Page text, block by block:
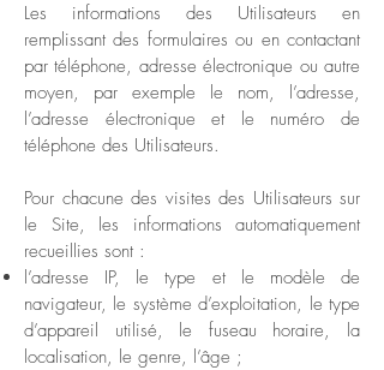
Les informations des Utilisateurs en
remplissant des formulaires ou en contactant
par téléphone, adresse électronique ou autre
moyen, par exemple le nom, l’adresse,
l’adresse électronique et le numéro de
téléphone des Utilisateurs.
Pour chacune des visites des Utilisateurs sur
le Site, les informations automatiquement
recueillies sont :
l’adresse IP, le type et le modèle de
navigateur, le système d’exploitation, le type
d’appareil utilisé, le fuseau horaire, la
localisation, le genre, l’âge ;